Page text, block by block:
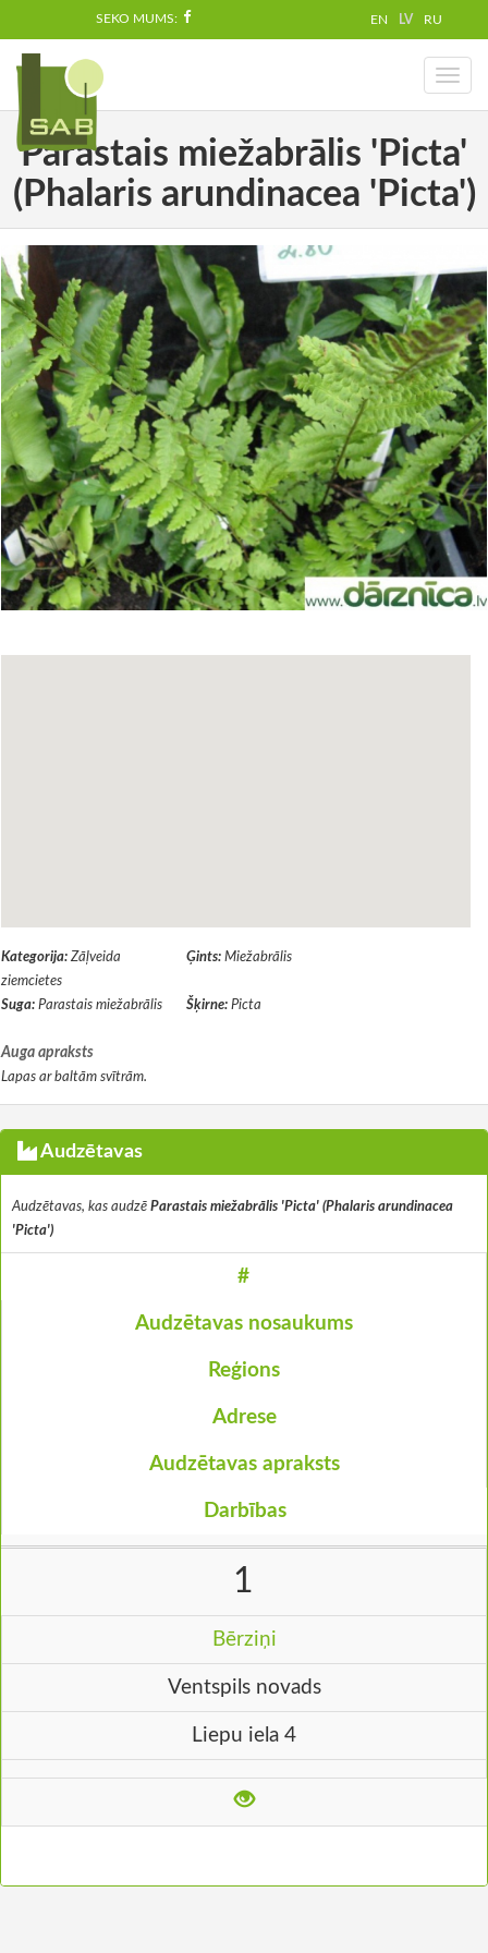
SEKO MUMS: EN LV RU
Toggle
Parastais miežabrālis 'Picta'
(Phalaris arundinacea 'Picta')
Kategorija: Zāļveida
ziemcietes
Ģints: Miežabrālis
Suga: Parastais miežabrālis Šķirne: Picta
Auga apraksts
Lapas ar baltām svītrām.
Audzētavas
Audzētavas, kas audzē Parastais miežabrālis 'Picta' (Phalaris arundinacea
'Picta')
#
Audzētavas nosaukums
Reģions
Adrese
Audzētavas apraksts
Darbības
1
Bērziņi
Ventspils novads
Liepu iela 4